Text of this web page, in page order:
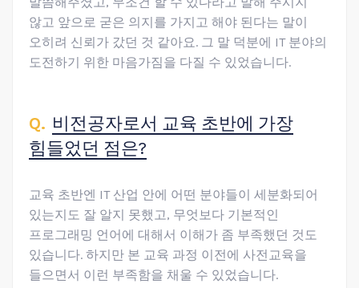
않고 앞으로 굳은 의지를 가지고 해야 된다는 말이
오히려 신뢰가 갔던 것 같아요. 그 말 덕분에 IT 분야의
도전하기 위한 마음가짐을 다질 수 있었습니다.
비전공자로서 교육 초반에 가장
힘들었던 점은?
교육 초반엔 IT 산업 안에 어떤 분야들이 세분화되어
있는지도 잘 알지 못했고, 무엇보다 기본적인
프로그래밍 언어에 대해서 이해가 좀 부족했던 것도
있습니다. 하지만 본 교육 과정 이전에 사전교육을
들으면서 이런 부족함을 채울 수 있었습니다.